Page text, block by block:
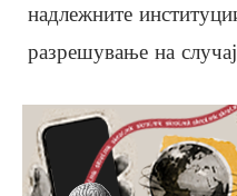
надлежните
разрешување на